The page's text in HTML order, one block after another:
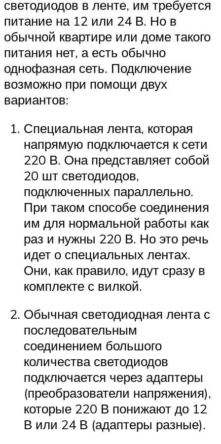
светодиодов в ленте, им требуется
питание на 12 или 24 В. Но в
обычной квартире или доме такого
питания нет, а есть обычно
однофазная сеть. Подключение
возможно при помощи двух
вариантов:
Специальная лента, которая
напрямую подключается к сети
220 В. Она представляет собой
20 шт светодиодов,
подключенных параллельно.
При таком способе соединения
им для нормальной работы как
раз и нужны 220 В. Но это речь
идет о специальных лентах.
Они, как правило, идут сразу в
комплекте с вилкой.
Обычная светодиодная лента с
последовательным
соединением большого
количества светодиодов
подключается через адаптеры
(преобразователи напряжения),
которые 220 В понижают до 12
В или 24 В (адаптеры разные).